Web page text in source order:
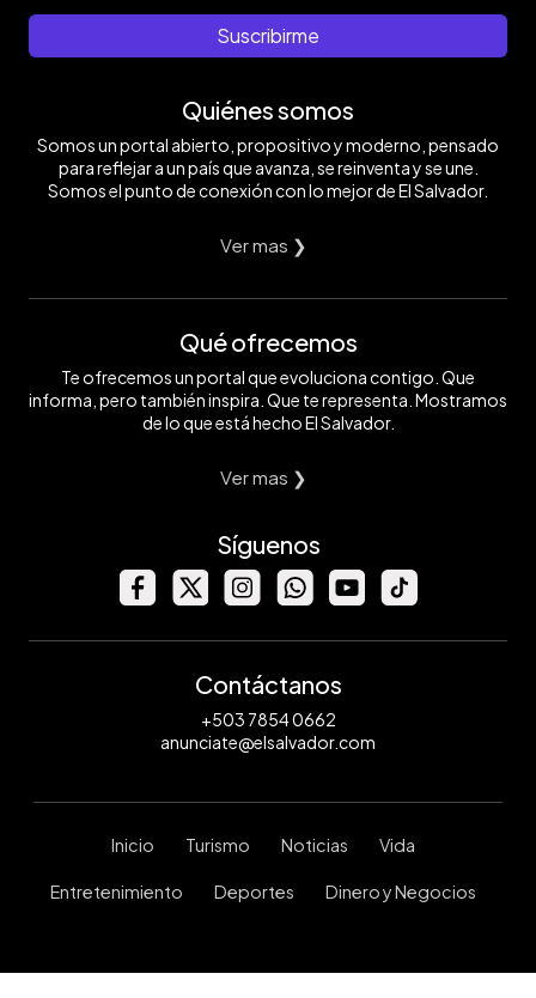
Suscribirme
Quiénes somos
Somos un portal abierto, propositivo y moderno, pensado
para reflejar a un país que avanza, se reinventa y se une.
Somos el punto de conexión con lo mejor de El Salvador.
Ver mas ❯
Qué ofrecemos
Te ofrecemos un portal que evoluciona contigo. Que
informa, pero también inspira. Que te representa. Mostramos
de lo que está hecho El Salvador.
Ver mas ❯
Síguenos
Contáctanos
+503 7854 0662
anunciate@elsalvador.com
Inicio Turismo Noticias Vida
Entretenimiento Deportes Dinero y Negocios